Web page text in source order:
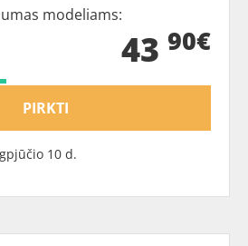
modeliams:
43 90€
PIRKTI
10 d.